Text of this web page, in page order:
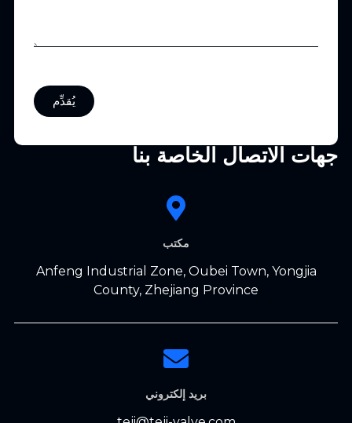
يُقدِّم
جهات الاتصال الخاصة بنا
مكتب
Anfeng Industrial Zone, Oubei Town, Yongjia
County, Zhejiang Province
بريد إلكتروني